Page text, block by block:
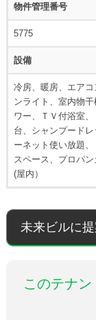
物件管理番号
5775
設備
冷房、暖房、エア
ンライト、室内物
ワー、ＴＶ付浴室
台、シャンプード
ーネット使い放題
スペース、プロパ
(屋内）
未来ビルに
このテナ